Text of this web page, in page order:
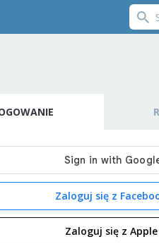
Zaloguj się z
Zaloguj się z Apple